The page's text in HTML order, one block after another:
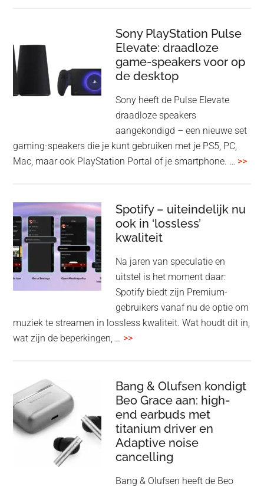
Sony PlayStation Pulse
Elevate: draadloze
game-speakers voor op
de desktop
Sony heeft de Pulse Elevate
draadloze speakers
aangekondigd – een nieuwe set
gaming-speakers die je kunt gebruiken met je PS5, PC,
Mac, maar ook PlayStation Portal of je smartphone. … >>
Spotify – uiteindelijk nu
ook in ‘lossless’
kwaliteit
Na jaren van speculatie en
uitstel is het moment daar:
Spotify biedt zijn Premium-
gebruikers vanaf nu de optie om
muziek te streamen in lossless kwaliteit. Wat houdt dit in,
wat zijn de beperkingen, … >>overSpotify
nu
ook
in
‘lossless’
kwaliteit
Bang & Olufsen kondigt
Beo Grace aan: high-
end earbuds met
titanium driver en
Adaptive noise
cancelling
Bang & Olufsen heeft de Beo